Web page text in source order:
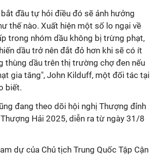
đầu tự hỏi điều đó sẽ ảnh hưởng
thế nào. Xuất hiện một số lo ngại về
trong nhóm dầu không bị trừng phạt,
dầu trở nên đắt đỏ hơn khi sẽ có ít
thùng dầu trên thị trường chợ đen nếu
gia tăng", John Kilduff, một đối tác tại
biết.
đang theo dõi hội nghị Thượng đỉnh
Hải 2025, diễn ra từ ngày 31/8
dự của Chủ tịch Trung Quốc Tập Cận